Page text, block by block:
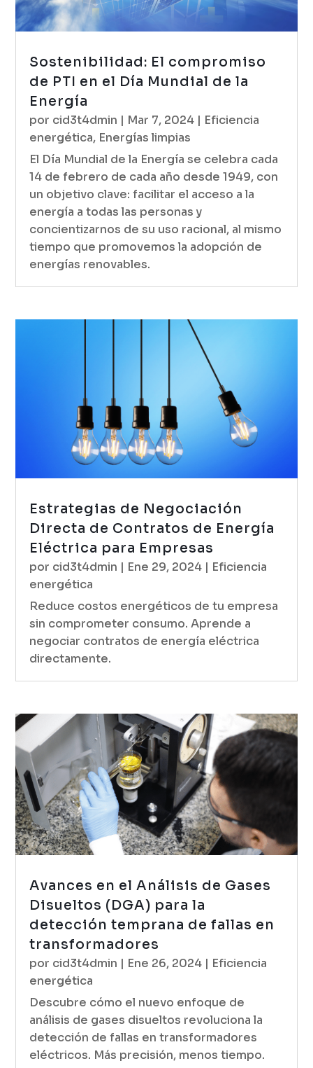
Sostenibilidad: El compromiso
de PTI en el Día Mundial de la
Energía
por cid3t4dmin | Mar 7, 2024 | Eficiencia
energética, Energías limpias
El Día Mundial de la Energía se celebra cada
14 de febrero de cada año desde 1949, con
un objetivo clave: facilitar el acceso a la
energía a todas las personas y
concientizarnos de su uso racional, al mismo
tiempo que promovemos la adopción de
energías renovables.
Estrategias de Negociación
Directa de Contratos de Energía
Eléctrica para Empresas
por cid3t4dmin | Ene 29, 2024 | Eficiencia
energética
Reduce costos energéticos de tu empresa
sin comprometer consumo. Aprende a
negociar contratos de energía eléctrica
directamente.
Avances en el Análisis de Gases
Disueltos (DGA) para la
detección temprana de fallas en
transformadores
por cid3t4dmin | Ene 26, 2024 | Eficiencia
energética
Descubre cómo el nuevo enfoque de
análisis de gases disueltos revoluciona la
detección de fallas en transformadores
eléctricos. Más precisión, menos tiempo.